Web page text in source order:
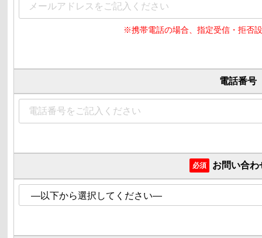
※携帯電話の場合、指定受信・拒否
電話番号
必須 お問い合わ